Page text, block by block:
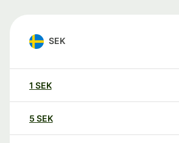
SEK
1 SEK
5 SEK